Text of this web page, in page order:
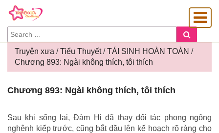
SEARCH
FOR:
Truyện xưa /Tiểu Thuyết/TÁI SINH HOÀN TOÀN /
Chương 893: Ngài không thích, tôi thích
893:
không
thích,
Chương 893: Ngài không thích, tôi thích
Sau khi sống lại, Đàm Hi đã thay đổi tác phong ngông
nghênh kiếp trước, cũng bắt đầu lên kế hoạch rõ ràng cho